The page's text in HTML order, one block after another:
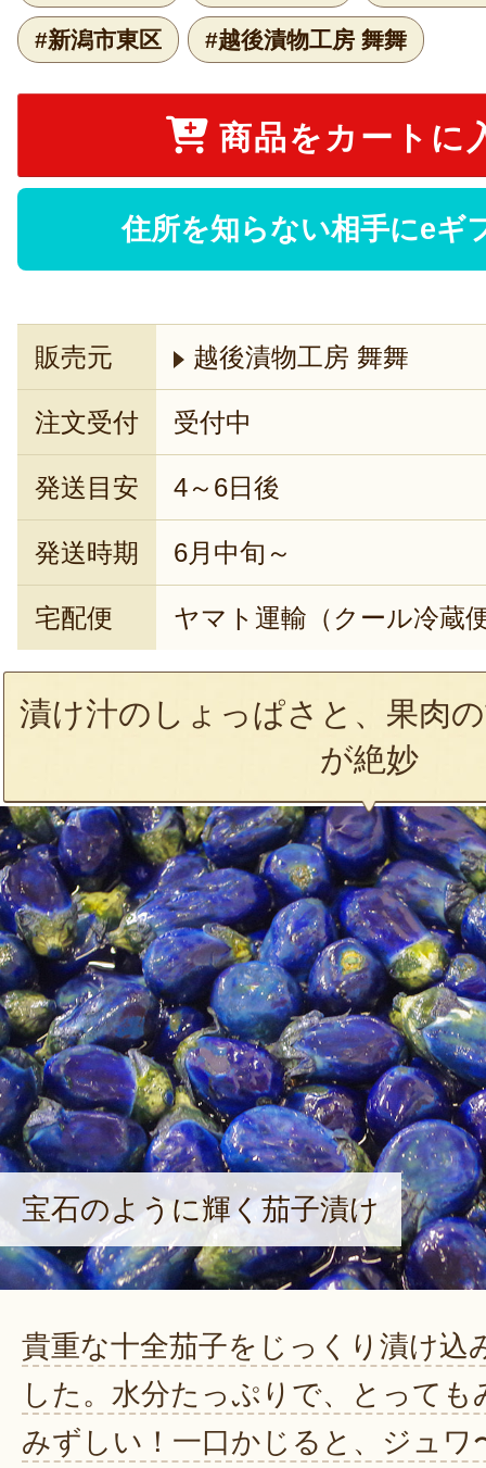
#新潟市東区 #越後漬物工房 舞舞
商品をカートに
住所を知らない相手にeギ
販売元 越後漬物工房 舞舞
注文受付 受付中
発送目安 4～6日後
発送時期 6月中旬～
宅配便 ヤマト運輸（クール冷蔵
漬け汁のしょっぱさと、果肉
が絶妙
宝石のように輝く茄子漬け
貴重な十全茄子をじっくり漬け込
した。水分たっぷりで、とっても
みずしい！一口かじると、ジュワ